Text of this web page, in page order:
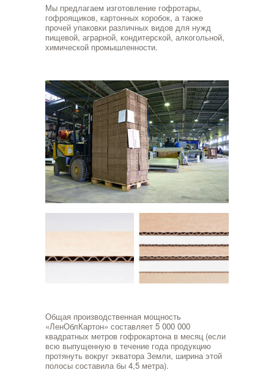
Мы предлагаем изготовление гофротары,
гофроящиков, картонных коробок, а также
прочей упаковки различных видов для нужд
пищевой, аграрной, кондитерской, алкогольной,
химической промышленности.
Общая производственная мощность
«ЛенОблКартон» составляет 5 000 000
квадратных метров гофрокартона в месяц (если
всю выпущенную в течение года продукцию
протянуть вокруг экватора Земли, ширина этой
полосы составила бы 4,5 метра).
короба